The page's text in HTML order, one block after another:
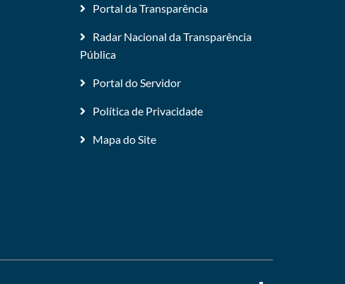
Portal da Transparência
Radar Nacional da Transparência
Pública
Portal do Servidor
Política de Privacidade
Mapa do Site